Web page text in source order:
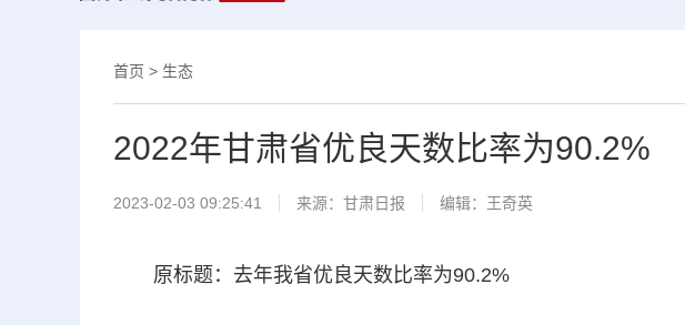
首页 > 生态
2022年甘肃省优良天数比率为90.2%
2023-02-03 09:25:41 来源： 甘肃日报 编辑：王奇英
原标题：去年我省优良天数比率为90.2%